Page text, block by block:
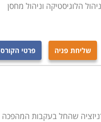
הלוגיסטיקה וניהול מחסן
שליחת פניה פרטי הקורס
שהחל בעקבות המהפכה